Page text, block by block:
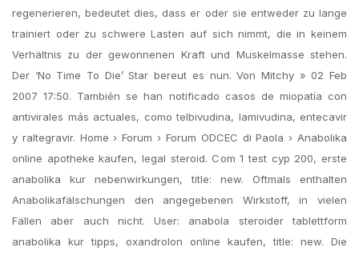
regenerieren, bedeutet dies, dass er oder sie entweder zu lange
trainiert oder zu schwere Lasten auf sich nimmt, die in keinem
Verhältnis zu der gewonnenen Kraft und Muskelmasse stehen.
Der ‘No Time To Die’ Star bereut es nun. Von Mitchy » 02 Feb
2007 17:50. También se han notificado casos de miopatía con
antivirales más actuales, como telbivudina, lamivudina, entecavir
y raltegravir. Home › Forum › Forum ODCEC di Paola › Anabolika
online apotheke kaufen, legal steroid. Com 1 test cyp 200, erste
anabolika kur nebenwirkungen, title: new. Oftmals enthalten
Anabolikafälschungen den angegebenen Wirkstoff, in vielen
Fällen aber auch nicht. User: anabola steroider tablettform
anabolika kur tipps, oxandrolon online kaufen, title: new. Die